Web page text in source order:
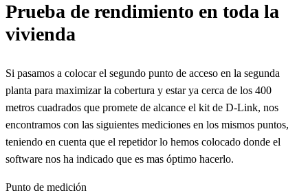
Prueba de rendimiento en toda la
vivienda
Si pasamos a colocar el segundo punto de acceso en la segunda
planta para maximizar la cobertura y estar ya cerca de los 400
metros cuadrados que promete de alcance el kit de D-Link, nos
encontramos con las siguientes mediciones en los mismos puntos,
teniendo en cuenta que el repetidor lo hemos colocado donde el
software nos ha indicado que es mas óptimo hacerlo.
Punto de medición